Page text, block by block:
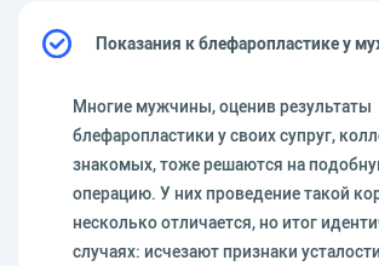
Показания к блефаропластике у
Многие мужчины, оценив результаты
блефаропластики у своих супруг,
знакомых, тоже решаются на
операцию. У них проведение такой
несколько отличается, но итог
случаях: исчезают признаки